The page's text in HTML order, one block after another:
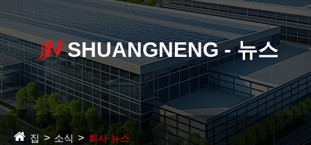
SHUANGNENG - 뉴스
집 소식 회사 뉴스